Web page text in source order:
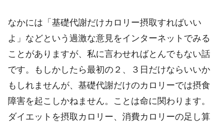
なかには「基礎代謝だけカロリー摂取すればいい
よ」などという過激な意見をインターネットでみる
ことがありますが、私に言わせればとんでもない話
です。もしかしたら最初の２、３日だけならいいか
もしれませんが、基礎代謝だけのカロリーでは摂食
障害を起こしかねません。ことは命に関わります。
ダイエットを摂取カロリー、消費カロリーの足し算